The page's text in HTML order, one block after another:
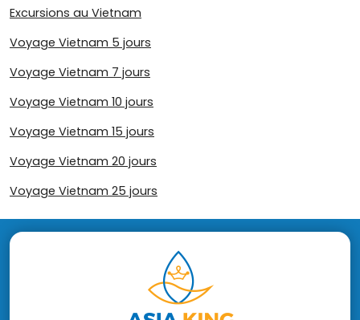
Excursions au Vietnam
Voyage Vietnam 5 jours
Voyage Vietnam 7 jours
Voyage Vietnam 10 jours
Voyage Vietnam 15 jours
Voyage Vietnam 20 jours
Voyage Vietnam 25 jours